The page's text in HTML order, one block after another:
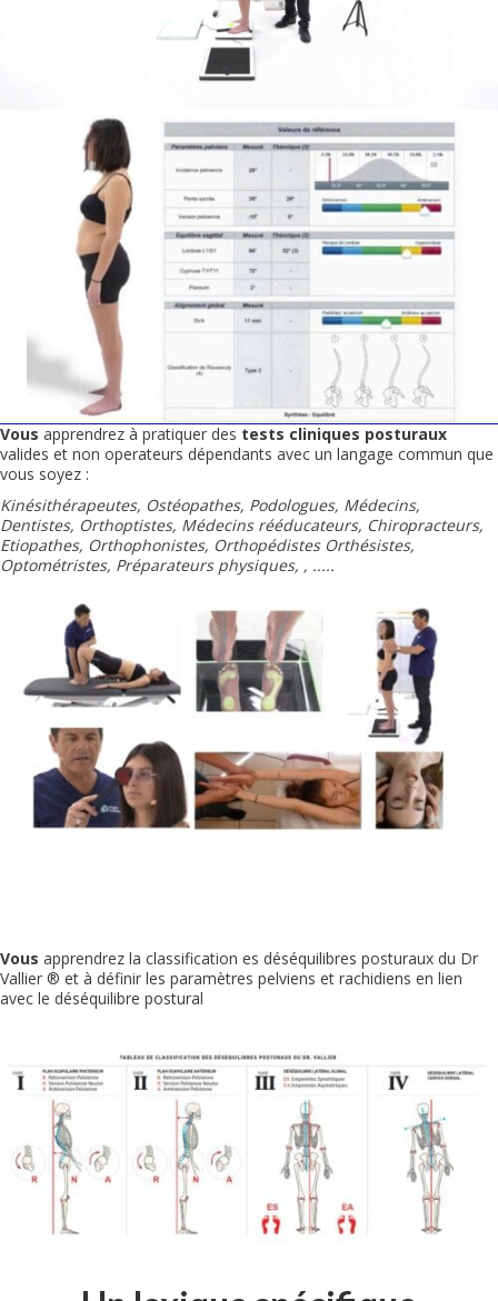
Vous apprendrez à pratiquer des tests cliniques posturaux
valides et non operateurs dépendants avec un langage commun que
vous soyez :
Kinésithérapeutes, Ostéopathes, Podologues, Médecins,
Dentistes, Orthoptistes, Médecins rééducateurs, Chiropracteurs,
Etiopathes, Orthophonistes, Orthopédistes Orthésistes,
Optométristes, Préparateurs physiques, , .....
Vous apprendrez la classification es déséquilibres posturaux du Dr
Vallier ® et à définir les paramètres pelviens et rachidiens en lien
avec le déséquilibre postural